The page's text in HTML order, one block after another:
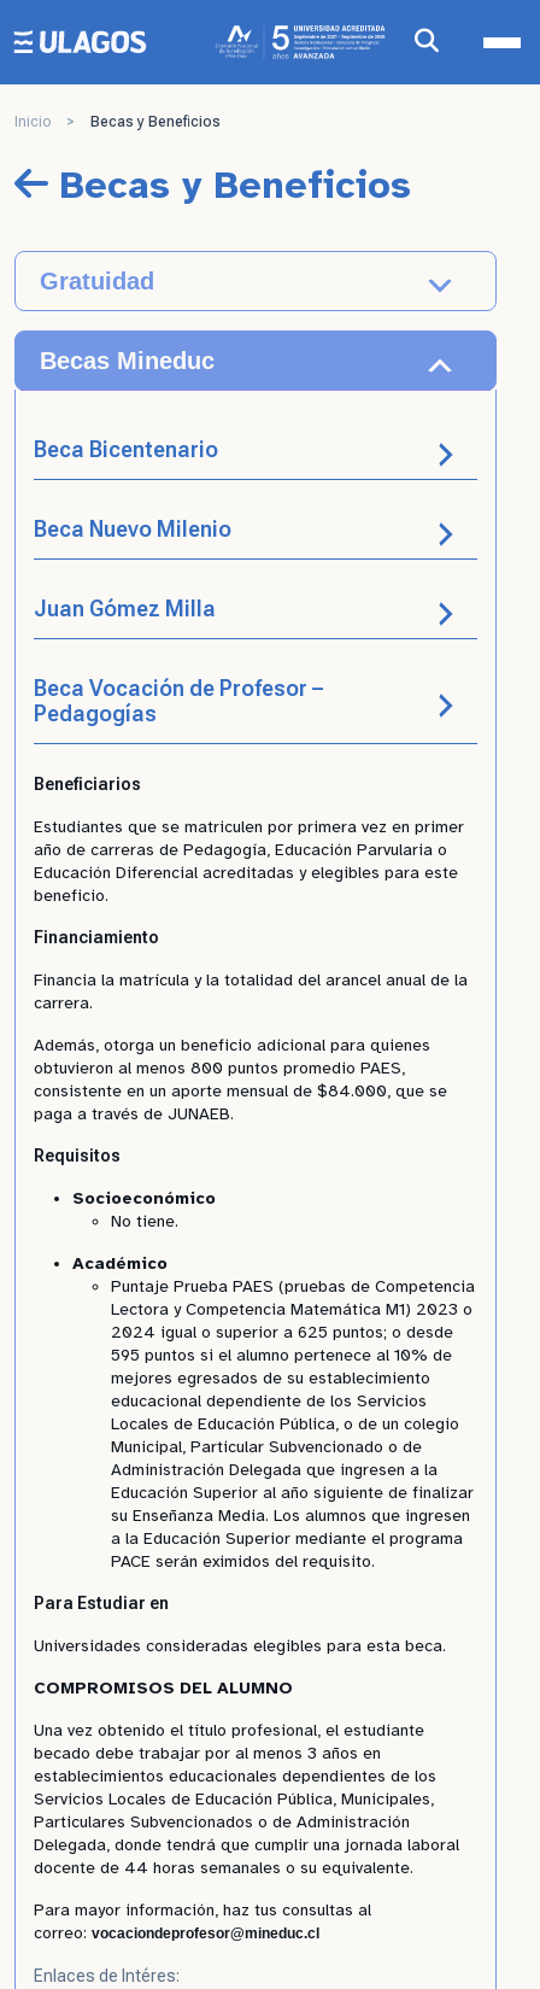
Ulagos Template
Inicio > Becas y Beneficios
Becas y Beneficios
Gratuidad
Becas Mineduc
Beca Bicentenario
Beca Nuevo Milenio
Juan Gómez Milla
Beca Vocación de Profesor –
Pedagogías
Beneficiarios
Estudiantes que se matriculen por primera vez en primer
año de carreras de Pedagogía, Educación Parvularia o
Educación Diferencial acreditadas y elegibles para este
beneficio.
Financiamiento
Financia la matrícula y la totalidad del arancel anual de la
carrera.
Además, otorga un beneficio adicional para quienes
obtuvieron al menos 800 puntos promedio PAES,
consistente en un aporte mensual de $84.000, que se
paga a través de JUNAEB.
Requisitos
Socioeconómico
No tiene.
Académico
Puntaje Prueba PAES (pruebas de Competencia
Lectora y Competencia Matemática M1) 2023 o
2024 igual o superior a 625 puntos; o desde
595 puntos si el alumno pertenece al 10% de
mejores egresados de su establecimiento
educacional dependiente de los Servicios
Locales de Educación Pública, o de un colegio
Municipal, Particular Subvencionado o de
Administración Delegada que ingresen a la
Educación Superior al año siguiente de finalizar
su Enseñanza Media. Los alumnos que ingresen
a la Educación Superior mediante el programa
PACE serán eximidos del requisito.
Para Estudiar en
Universidades consideradas elegibles para esta beca.
COMPROMISOS DEL ALUMNO
Una vez obtenido el título profesional, el estudiante
becado debe trabajar por al menos 3 años en
establecimientos educacionales dependientes de los
Servicios Locales de Educación Pública, Municipales,
Particulares Subvencionados o de Administración
Delegada, donde tendrá que cumplir una jornada laboral
docente de 44 horas semanales o su equivalente.
Para mayor información, haz tus consultas al
correo: vocaciondeprofesor@mineduc.cl
Enlaces de Intéres: